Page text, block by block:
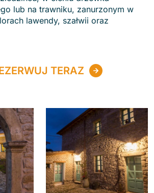
lub na trawniku, zanurzonym w
lawendy, szałwii oraz
TERAZ